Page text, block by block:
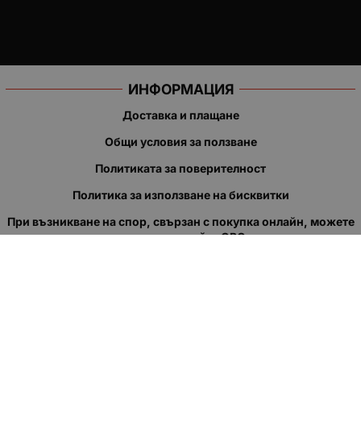
ИНФОРМАЦИЯ
Доставка и плащане
Общи условия за ползване
Политиката за поверителност
Политика за използване на бисквитки
При възникване на спор, свързан с покупка онлайн, можете
да ползвате сайта ОРС